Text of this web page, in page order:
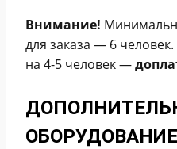
Внимание!
для заказа — 6
на 4-5 человек —
ОБОРУДОВАНИЕ